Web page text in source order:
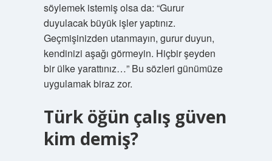
söylemek istemiş olsa da: “Gurur
duyulacak büyük işler yaptınız.
Geçmişinizden utanmayın, gurur duyun,
kendinizi aşağı görmeyin. Hiçbir şeyden
bir ülke yarattınız…” Bu sözleri günümüze
uygulamak biraz zor.
Türk öğün çalış güven
kim demiş?